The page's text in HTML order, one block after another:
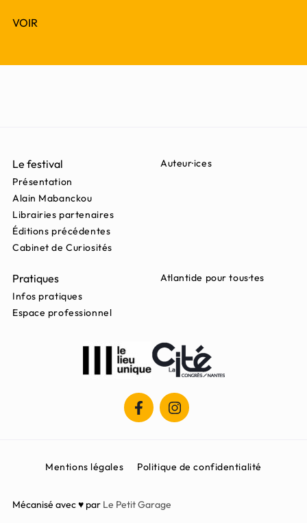
VOIR
Le festival
Présentation
Alain Mabanckou
Librairies partenaires
Éditions précédentes
Cabinet de Curiosités
Auteur·ices
Pratiques
Infos pratiques
Espace professionnel
Atlantide pour tous·tes
Mentions légales Politique de confidentialité
Mécanisé avec ♥ par Le Petit Garage